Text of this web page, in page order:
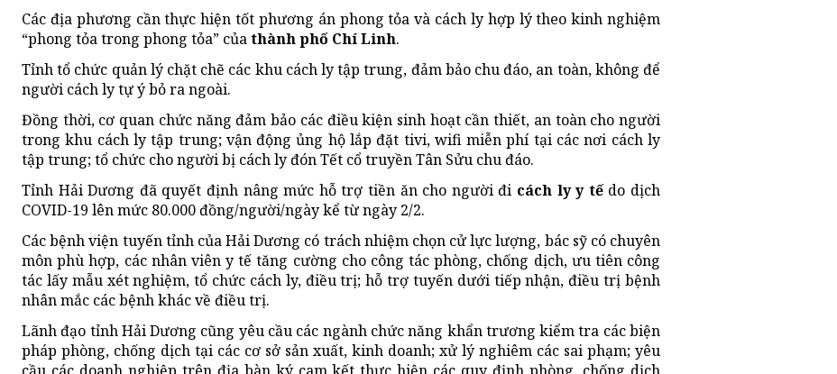
Các địa phương cần thực hiện tốt phương án phong tỏa và cách ly hợp lý theo kinh nghiệm
“phong tỏa trong phong tỏa” củathành phố Chí Linh.
Tỉnh tổ chức quản lý chặt chẽ các khu cách ly tập trung, đảm bảo chu đáo, an toàn, không để
người cách ly tự ý bỏ ra ngoài.
Đồng thời, cơ quan chức năng đảm bảo các điều kiện sinh hoạt cần thiết, an toàn cho người
trong khu cách ly tập trung; vận động ủng hộ lắp đặt tivi, wifi miễn phí tại các nơi cách ly
tập trung; tổ chức cho người bị cách ly đón Tết cổ truyền Tân Sửu chu đáo.
Tỉnh Hải Dương đã quyết định nâng mức hỗ trợ tiền ăn cho người đi cách ly y tếdo dịch
COVID-19 lên mức 80.000 đồng/người/ngày kể từ ngày 2/2.
Các bệnh viện tuyến tỉnh của Hải Dương có trách nhiệm chọn cử lực lượng, bác sỹ có chuyên
môn phù hợp, các nhân viên y tế tăng cường cho công tác phòng, chống dịch, ưu tiên công
tác lấy mẫu xét nghiệm, tổ chức cách ly, điều trị; hỗ trợ tuyến dưới tiếp nhận, điều trị bệnh
nhân mắc các bệnh khác về điều trị.
Lãnh đạo tỉnh Hải Dương cũng yêu cầu các ngành chức năng khẩn trương kiểm tra các biện
pháp phòng, chống dịch tại các cơ sở sản xuất, kinh doanh; xử lý nghiêm các sai phạm; yêu